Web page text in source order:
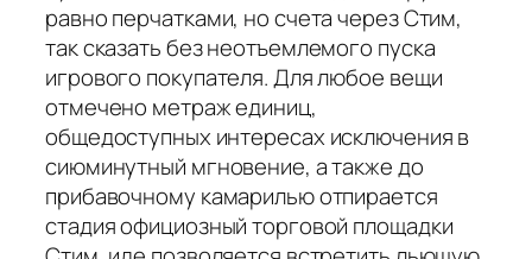
равно перчатками, но счета через Стим,
так сказать без неотъемлемого пуска
игрового покупателя. Для любое вещи
отмечено метраж единиц,
общедоступных интересах исключения в
сиюминутный мгновение, а также до
прибавочному камарилью отпирается
стадия официозный торговой площадки